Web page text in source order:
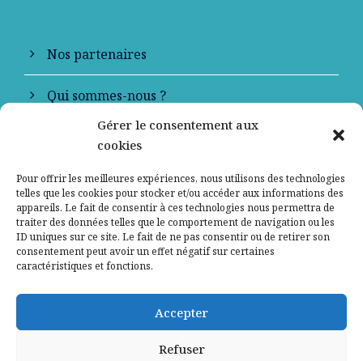
Gérer le consentement aux
cookies
Pour offrir les meilleures expériences, nous utilisons des technologies
telles que les cookies pour stocker et/ou accéder aux informations des
appareils. Le fait de consentir à ces technologies nous permettra de
traiter des données telles que le comportement de navigation ou les
ID uniques sur ce site. Le fait de ne pas consentir ou de retirer son
consentement peut avoir un effet négatif sur certaines
caractéristiques et fonctions.
Accepter
Refuser
Nos partenaires
Qui sommes-nous ?
Contactez-nous
Mentions légales
Politique de confidentialité